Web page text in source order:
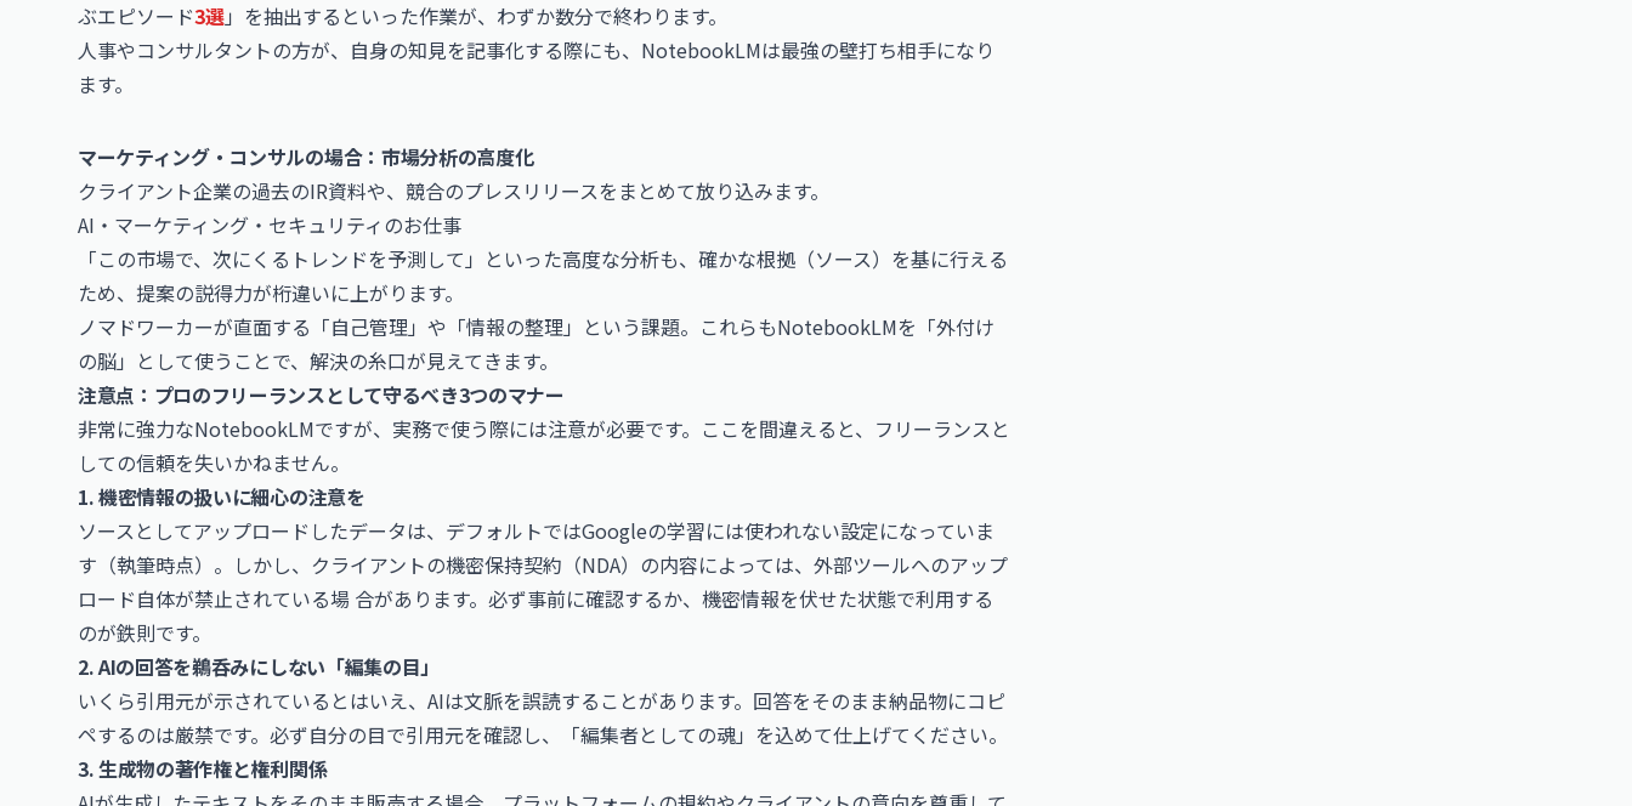
ぶエピソード3選」を抽出するといった作業が、わずか数分で終わります。
人事やコンサルタントの方が、自身の知見を記事化する際にも、NotebookLMは最強の壁打ち相手になり
ます。
マーケティング・コンサルの場合：市場分析の高度化
クライアント企業の過去のIR資料や、競合のプレスリリースをまとめて放り込みます。
AI・マーケティング・セキュリティのお仕事
「この市場で、次にくるトレンドを予測して」といった高度な分析も、確かな根拠（ソース）を基に行える
ため、提案の説得力が桁違いに上がります。
ノマドワーカーが直面する「自己管理」や「情報の整理」という課題。これらもNotebookLMを「外付け
の脳」として使うことで、解決の糸口が見えてきます。
注意点：プロのフリーランスとして守るべき3つのマナー
非常に強力なNotebookLMですが、実務で使う際には注意が必要です。ここを間違えると、フリーランスと
しての信頼を失いかねません。
1. 機密情報の扱いに細心の注意を
ソースとしてアップロードしたデータは、デフォルトではGoogleの学習には使われない設定になっていま
す（執筆時点）。しかし、クライアントの機密保持契約（NDA）の内容によっては、外部ツールへのアップ
ロード自体が禁止されている場 合があります。必ず事前に確認するか、機密情報を伏せた状態で利用する
のが鉄則です。
2. AIの回答を鵜呑みにしない「編集の目」
いくら引用元が示されているとはいえ、AIは文脈を誤読することがあります。回答をそのまま納品物にコピ
ペするのは厳禁です。必ず自分の目で引用元を確認し、「編集者としての魂」を込めて仕上げてください。
3. 生成物の著作権と権利関係